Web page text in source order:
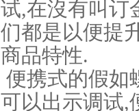
试,在沒有叫订
们都是以便提
商品特性.
便携式的假如
可以出示调试,